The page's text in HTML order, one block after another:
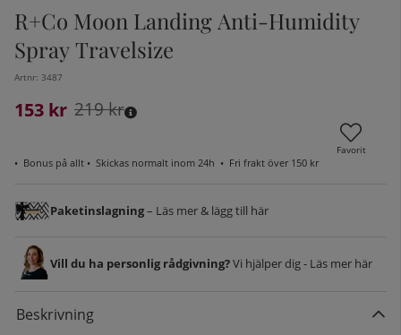
R+Co Moon Landing Anti-Humidity
Spray Travelsize
Artnr: 3487
153 kr
Ordinarie pris:
219kr
Favorit
• Bonus på allt • Skickas normalt inom 24h • Fri frakt över 150 kr
Paketinslagning– Läs mer & lägg till här
Vill du ha personlig rådgivning?Vi hjälper dig - Läs mer här
Beskrivning